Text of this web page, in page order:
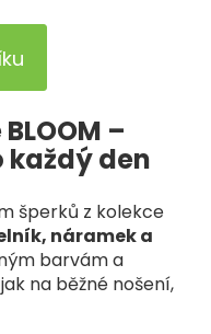
–
každý den
šperků z kolekce
náramek a
barvám a
na běžné nošení,